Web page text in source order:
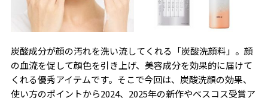
炭酸成分が顔の汚れを洗い流してくれる「炭酸洗顔料」。顔
の血流を促して顔色を引き上げ、美容成分を効果的に届けて
くれる優秀アイテムです。そこで今回は、炭酸洗顔の効果、
使い方のポイントから2024、2025年の新作やベスコス受賞ア